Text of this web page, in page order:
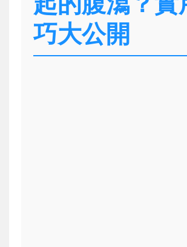
巧大公開